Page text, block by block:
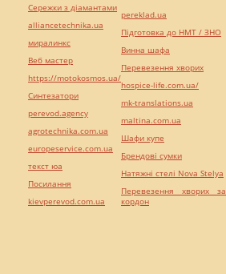
Сережки з діамантами
alliancetechnika.ua
миралинкс
Веб мастер
https://motokosmos.ua/
Синтезатори
perevod.agency
agrotechnika.com.ua
europeservice.com.ua
текст юа
Посилання
kievperevod.com.ua
pereklad.ua
Підготовка до НМТ / ЗНО
Винна шафа
Перевезення хворих
hospice-life.com.ua/
mk-translations.ua
maltina.com.ua
Шафи купе
Брендові сумки
Натяжні стелі Nova Stelya
Перевезення хворих за
кордон